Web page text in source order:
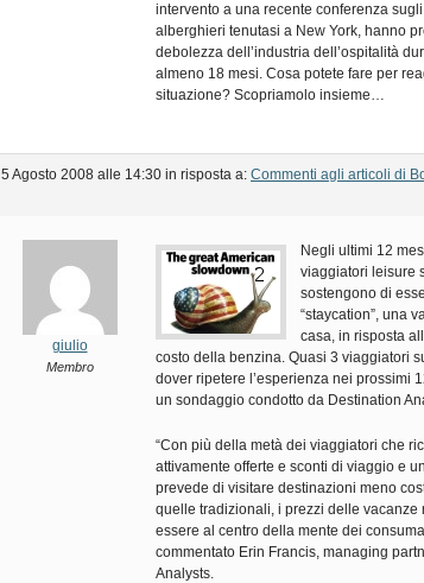
intervento a una recente conferenza
alberghieri tenutasi a New York, hanno
debolezza dell’industria dell’ospitalità
almeno 18 mesi. Cosa potete fare per
situazione? Scopriamolo insieme…
5 Agosto 2008 alle 14:30 in risposta a: Commenti agli articoli di
giulio
Membro
Negli ultimi 12
viaggiatori leisure
sostengono di
“staycation”, una
casa, in risposta
costo della benzina. Quasi 3 viaggiatori
dover ripetere l’esperienza nei prossimi
un sondaggio condotto da Destination
“Con più della metà dei viaggiatori che
attivamente offerte e sconti di viaggio e
prevede di visitare destinazioni meno
quelle tradizionali, i prezzi delle vacanze
essere al centro della mente dei
commentato Erin Francis, managing
Analysts.